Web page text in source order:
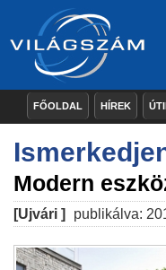
FŐOLDAL HÍREK
Modern
[Ujvári ] publikálva: